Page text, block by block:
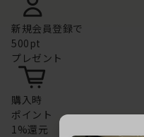
新規会員登録で
500pt
プレゼント
購入時
ポイント
1%還元